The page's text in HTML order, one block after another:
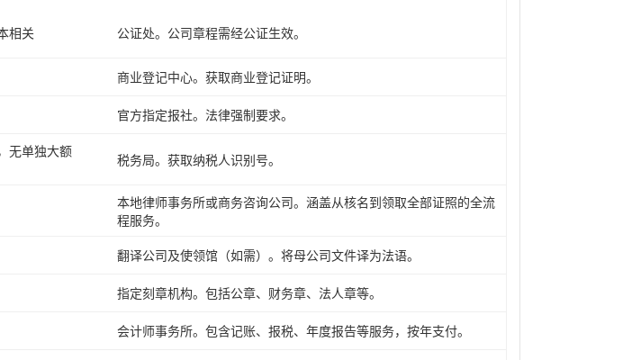
相关 公证处。公司章程需经公证生效。
商业登记中心。获取商业登记证明。
官方指定报社。法律强制要求。
无单独大额
税务局。获取纳税人识别号。
本地律师事务所或商务咨询公司。涵盖从核名到领取全部证照的全流
程服务。
翻译公司及使领馆（如需）。将母公司文件译为法语。
指定刻章机构。包括公章、财务章、法人章等。
会计师事务所。包含记账、报税、年度报告等服务，按年支付。